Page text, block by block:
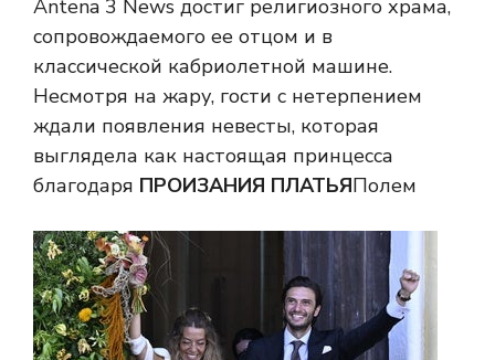
Antena 3 News достиг религиозного храма,
сопровождаемого ее отцом и в
классической кабриолетной машине.
Несмотря на жару, гости с нетерпением
ждали появления невесты, которая
выглядела как настоящая принцесса
благодаря ПРОИЗАНИЯ ПЛАТЬЯПолем